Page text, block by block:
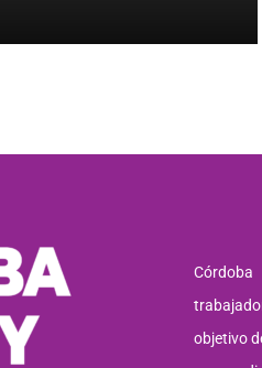
objetivo